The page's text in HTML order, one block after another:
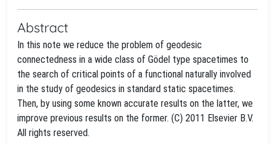
Abstract
In this note we reduce the problem of geodesic
connectedness in a wide class of Gödel type spacetimes to
the search of critical points of a functional naturally involved
in the study of geodesics in standard static spacetimes.
Then, by using some known accurate results on the latter, we
improve previous results on the former. (C) 2011 Elsevier B.V.
All rights reserved.